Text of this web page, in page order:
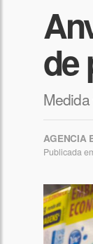
de
AGENCIA
Publicada